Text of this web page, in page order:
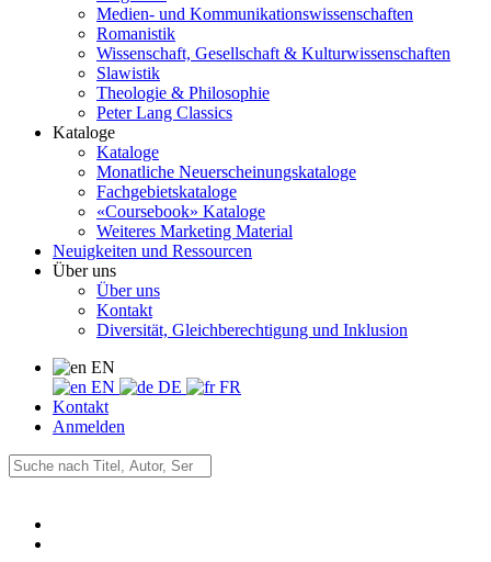
Medien- und Kommunikationswissenschaften
Romanistik
Wissenschaft, Gesellschaft & Kulturwissenschaften
Slawistik
Theologie & Philosophie
Peter Lang Classics
Kataloge
Kataloge
Monatliche Neuerscheinungskataloge
Fachgebietskataloge
«Coursebook» Kataloge
Weiteres Marketing Material
Neuigkeiten und Ressourcen
Über uns
Über uns
Kontakt
Diversität, Gleichberechtigung und Inklusion
EN
EN
DE
FR
Kontakt
Anmelden